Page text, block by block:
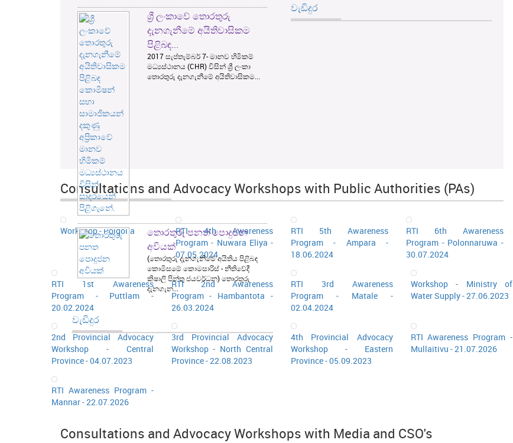
ශ්‍රී ලංකාවේ තොරතුරු
දැනගැනීමේ අයිතිවාසිකම
පිළිබඳ...
2017 සැප්තැම්බර් 7- මානව හිමිකම්
මධ්‍යස්ථානය (CHR) විසින් ශ්‍රී ලංකා
තොරතුරු දැනගැනීමේ අයිතිවාසිකම...
තොරතුරු පනත පොදුජන
අවියක්
(තොරතුරු දැනගැනීමේ අයිතිය පිළිබඳ
කොමිසමේ කොමසාරිස් - නීතිවේදී
කිෂාලි පින්තු ජයවර්ධන) තොරතුරු
දැනගැන...
වැඩිදුර
වැඩිදුර
Consultations and Advocacy Workshops with Public Authorities (PAs)
Workshop - Polgolla
RTI 4th Awareness
Program - Nuwara Eliya -
07.05.2024
RTI 5th Awareness
Program - Ampara -
18.06.2024
RTI 6th Awareness
Program - Polonnaruwa -
30.07.2024
RTI 1st Awareness
Program - Puttlam -
20.02.2024
RTI 2nd Awareness
Program - Hambantota -
26.03.2024
RTI 3rd Awareness
Program - Matale -
02.04.2024
Workshop - Ministry of
Water Supply - 27.06.2023
2nd Provincial Advocacy
Workshop - Central
Province - 04.07.2023
3rd Provincial Advocacy
Workshop - North Central
Province - 22.08.2023
4th Provincial Advocacy
Workshop - Eastern
Province - 05.09.2023
RTI Awareness Program -
Mullaitivu - 21.07.2026
RTI Awareness Program -
Mannar - 22.07.2026
Consultations and Advocacy Workshops with Media and CSO's